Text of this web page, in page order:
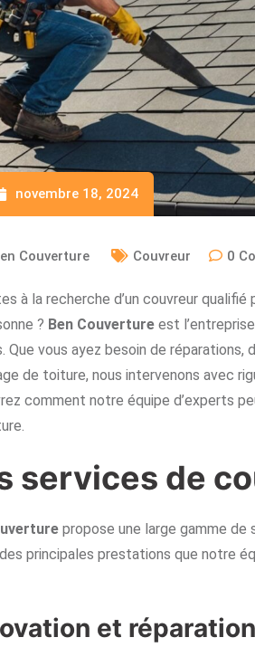
novembre 18, 2024
Couverture Couvreur 0
à la recherche d’un couvreur
? Ben Couverture est
Que vous ayez besoin de réparations,
de toiture, nous intervenons avec
comment notre équipe d’experts
services de
propose une large gamme de
principales prestations que notre
et